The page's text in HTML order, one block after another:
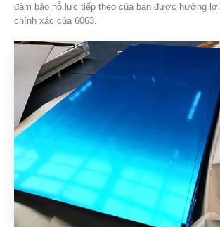
đảm bảo nỗ lực tiếp theo của bạn được hưởng
chính xác của 6063.